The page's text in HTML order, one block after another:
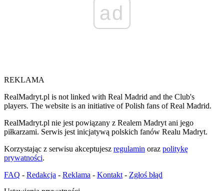
ad
REKLAMA
RealMadryt.pl is not linked with Real Madrid and the Club's
players. The website is an initiative of Polish fans of Real Madrid.
RealMadryt.pl nie jest powiązany z Realem Madryt ani jego
piłkarzami. Serwis jest inicjatywą polskich fanów Realu Madryt.
Korzystając z serwisu akceptujesz regulamin oraz politykę
prywatności.
FAQ - Redakcja - Reklama - Kontakt - Zgłoś błąd